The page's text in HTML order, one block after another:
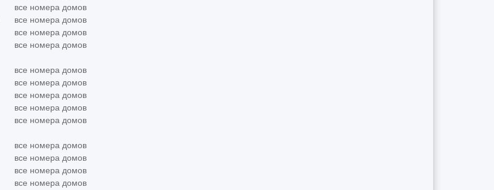
все номера домов
все номера домов
все номера домов
все номера домов
все номера домов
все номера домов
все номера домов
все номера домов
все номера домов
все номера домов
все номера домов
все номера домов
все номера домов